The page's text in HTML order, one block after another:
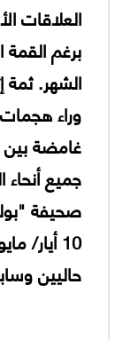
العلاقات
برغم القمة
الشهر. ثمة
وراء
غامضة بين
جميع أنحاء
صحيفة
10
حاليين